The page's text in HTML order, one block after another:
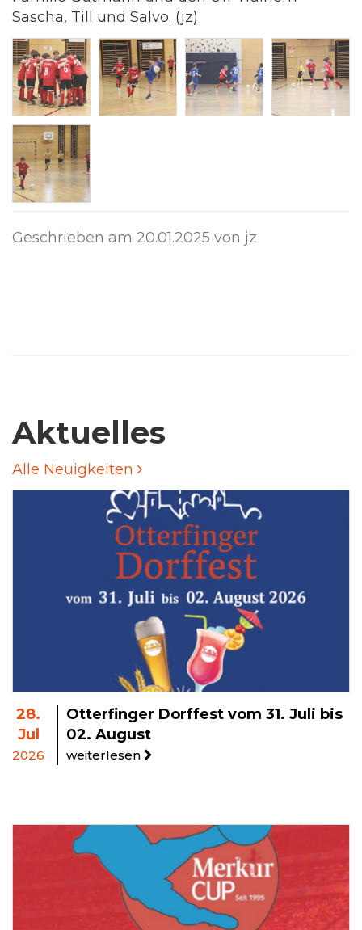
Sascha, Till und Salvo. (jz)
Geschrieben am 20.01.2025 von jz
Aktuelles
Alle Neuigkeiten
28.
Jul
2026
Otterfinger Dorffest vom 31. Juli bis
02. August
weiterlesen